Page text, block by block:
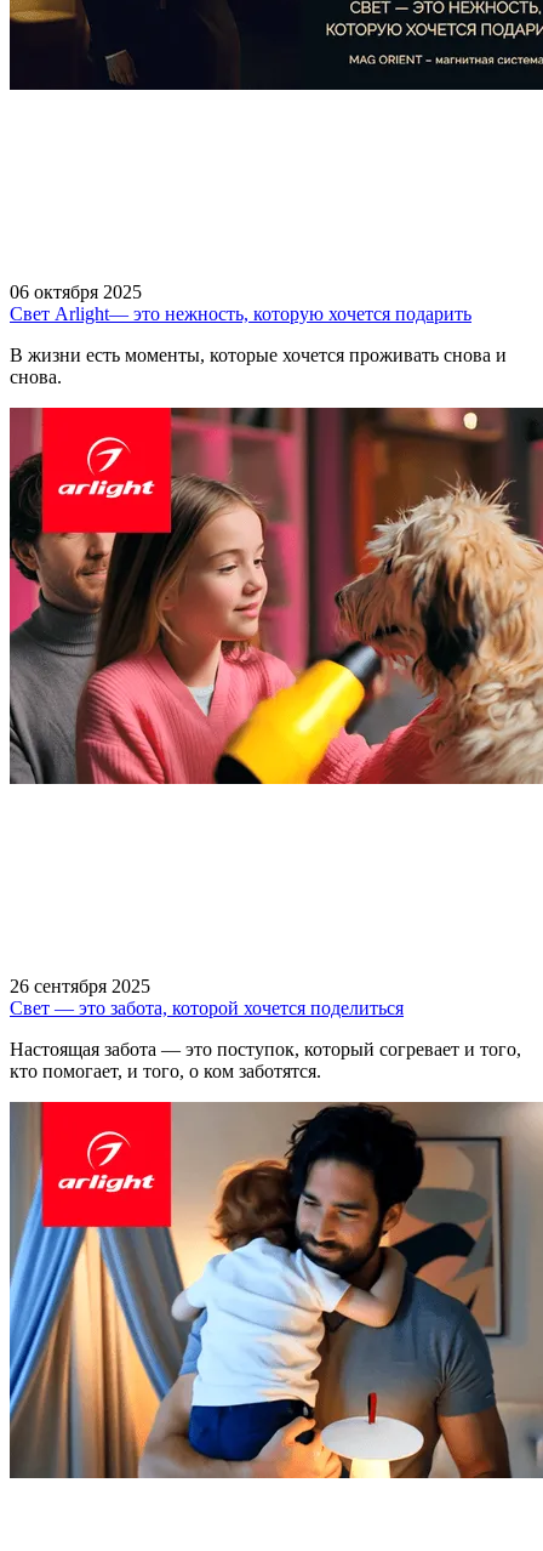
06 октября 2025
Свет Arlight— это нежность, которую хочется подарить
В жизни есть моменты, которые хочется проживать снова и
снова.
26 сентября 2025
Свет — это забота, которой хочется поделиться
Настоящая забота — это поступок, который согревает и того,
кто помогает, и того, о ком заботятся.